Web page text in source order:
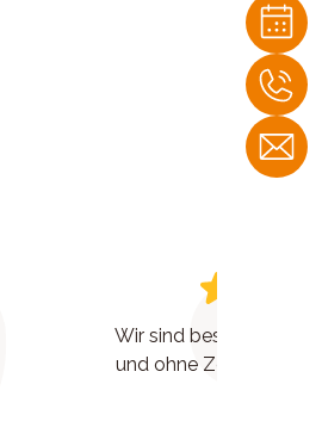
Wir sind bestens
und ohne Zeitdruck